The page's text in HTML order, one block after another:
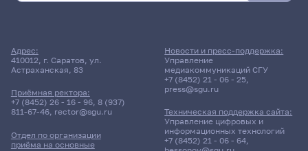
Адрес:
410012, г. Саратов, ул.
Астраханская, 83
Приёмная ректора:
+7 (8452) 26 - 16 - 96, 8 (937)
811-67-46, rector@sgu.ru
Отдел по организации
приёма на основные
Новости и пресс-поддержка:
Управление
медиакоммуникаций СГУ
+7 (8452) 21 - 06 - 25,
press@sgu.ru
Техническая поддержка сайта:
Управление цифровых и
информационных технологий
+7 (8452) 21 - 06 - 64,